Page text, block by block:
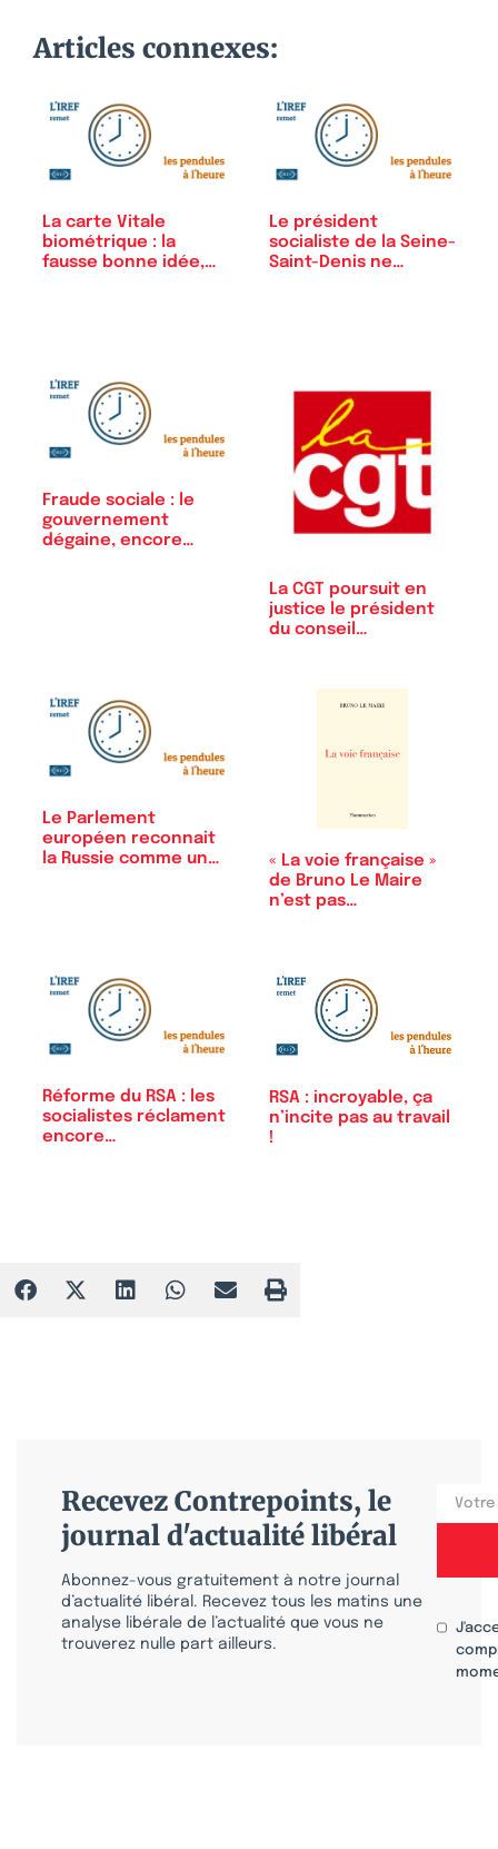
Articles connexes:
La carte Vitale
biométrique : la
fausse bonne idée,…
Le président
socialiste de la Seine-
Saint-Denis ne…
Fraude sociale : le
gouvernement
dégaine, encore…
La CGT poursuit en
justice le président
du conseil…
Le Parlement
européen reconnait
la Russie comme un…
« La voie française »
de Bruno Le Maire
n’est pas…
Réforme du RSA : les
socialistes réclament
encore…
RSA : incroyable, ça
n’incite pas au travail
!
Recevez Contrepoints, le
journal d'actualité libéral
Abonnez-vous gratuitement à notre journal
d’actualité libéral. Recevez tous les matins une
analyse libérale de l’actualité que vous ne
trouverez nulle part ailleurs.